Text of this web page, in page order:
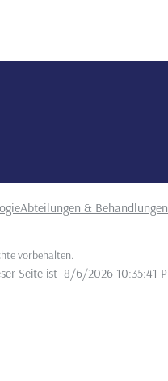
Abteilungen & Behandlungen
vorbehalten.
Seite ist 8/6/2026 10:35:41